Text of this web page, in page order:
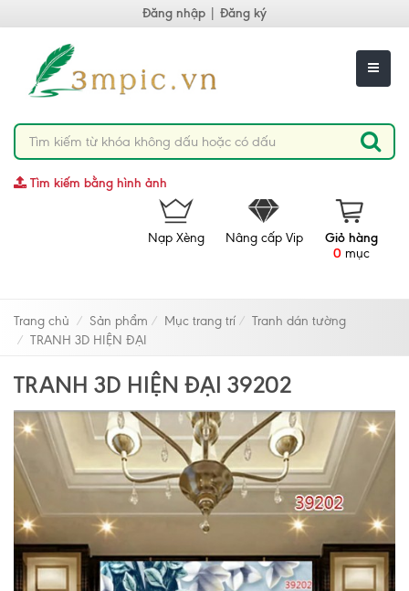
Đăng nhập Đăng ký
Tìm kiếm bằng hình ảnh
Giỏ hàng
0 mục
Nâng cấp Vip
Nạp Xèng
Trang chủ Sản phẩm Mục trang trí
Tranh dán tường
TRANH 3D HIỆN ĐẠI
TRANH 3D HIỆN ĐẠI 39202